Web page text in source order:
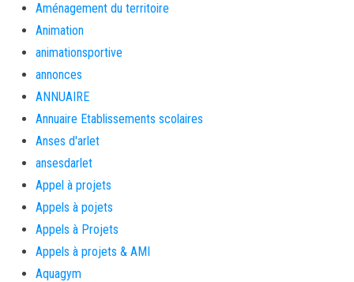
Aménagement du territoire
Animation
animationsportive
annonces
ANNUAIRE
Annuaire Etablissements scolaires
Anses d'arlet
ansesdarlet
Appel à projets
Appels à pojets
Appels à Projets
Appels à projets & AMI
Aquagym